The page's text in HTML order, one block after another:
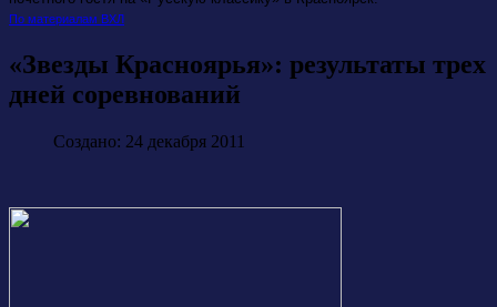
По материалам ВХЛ
«Звезды Красноярья»: результаты трех
дней соревнований
Создано: 24 декабря 2011